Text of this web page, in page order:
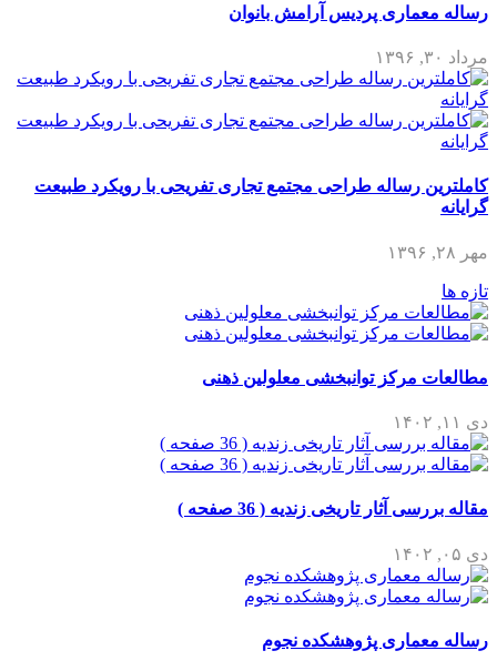
رساله معماری پردیس آرامش بانوان
مرداد ۳۰, ۱۳۹۶
کاملترین رساله طراحی مجتمع تجاری تفریحی با رویکرد طبیعت
گرایانه
مهر ۲۸, ۱۳۹۶
تازه ها
مطالعات مرکز توانبخشی معلولین ذهنی
دی ۱۱, ۱۴۰۲
مقاله بررسی آثار تاریخی زندیه ( 36 صفحه )
دی ۰۵, ۱۴۰۲
رساله معماری پژوهشکده نجوم